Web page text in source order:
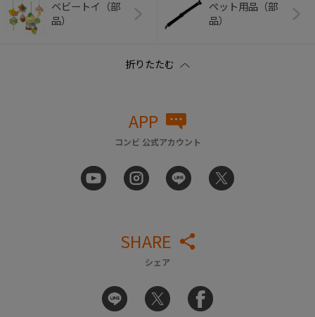
ベビートイ（部
品）
ペット用品（部
品）
APP
コンビ 公式アカウント
SHARE
シェア